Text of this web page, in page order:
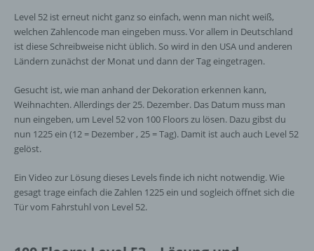
Level 52 ist erneut nicht ganz so einfach, wenn man nicht weiß,
welchen Zahlencode man eingeben muss. Vor allem in Deutschland
ist diese Schreibweise nicht üblich. So wird in den USA und anderen
Ländern zunächst der Monat und dann der Tag eingetragen.
Gesucht ist, wie man anhand der Dekoration erkennen kann,
Weihnachten. Allerdings der 25. Dezember. Das Datum muss man
nun eingeben, um Level 52 von 100 Floors zu lösen. Dazu gibst du
nun 1225 ein (12 = Dezember , 25 = Tag). Damit ist auch auch Level 52
gelöst.
Ein Video zur Lösung dieses Levels finde ich nicht notwendig. Wie
gesagt trage einfach die Zahlen 1225 ein und sogleich öffnet sich die
Tür vom Fahrstuhl von Level 52.